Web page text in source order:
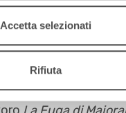
Accetta selezionati
Rifiuta